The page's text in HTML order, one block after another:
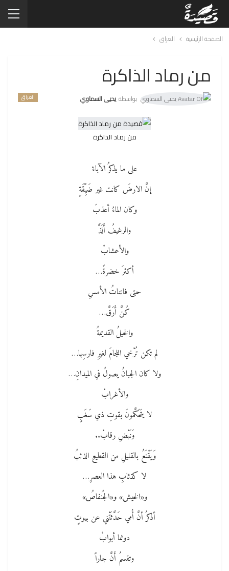
الصفحة الرئيسية العراق
من رماد الذاكرة
العراق بواسطة يحيى السماوي
من رماد الذاكرة
على ما يذكرُ الآباءْ
إنَّ الارضَ كانت غير ضَيِّقَةٍ
وكان الماءُ أعذبَ
والرغيفُ أَلَذَّ
والأعشابْ
أكثرَ خضرةً…
حتى فاتناتُ الأمسِ
كُنَّ أَرَقَّ…
والخيلُ القديمةُ
لم تكن تُرْخي اللجامَ لغيرِ فارسِها…
ولا كان الجبانُ يصولُ في الميدانِ…
والأغرابْ
لا يتَحَكَّمونَ بقوتِ ذي سَغَبٍ
وَنَبْضِ رقابْ..
وَيَقْنَعُ بالقليلِ من القطيعِ الذئبُ
لا كذئابِ هذا العصرِ…
و«الخيش» و«الجُنفاصُ»
أذكرُ أنَّ أُمي حَدَّثَتْني عن بيوتٍ
دونما أبوابْ
وتقسمُ أَنَّ جاراً